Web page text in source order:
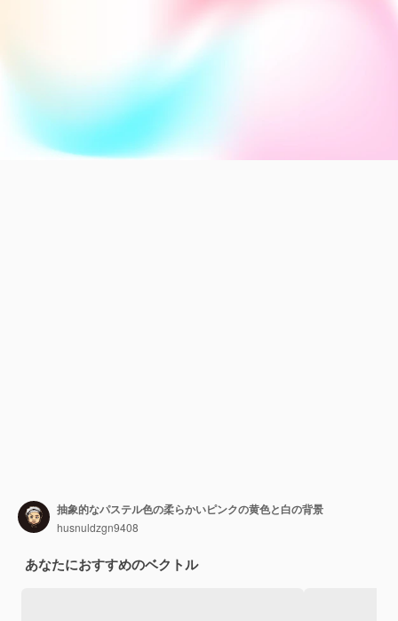
抽象的なパステル色の柔らかいピンクの黄色と白の背景
husnuldzgn9408
あなたにおすすめのベクトル